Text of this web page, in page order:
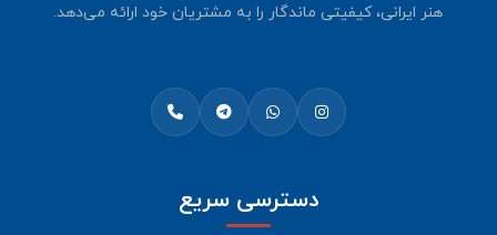
هنر ایرانی، کیفیتی ماندگار را به مشتریان خود ارائه می‌دهد.
دسترسی سریع